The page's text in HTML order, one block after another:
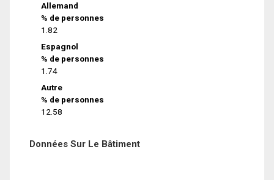
Allemand
% de personnes
1.82
Espagnol
% de personnes
1.74
Autre
% de personnes
12.58
Données Sur Le Bâtiment